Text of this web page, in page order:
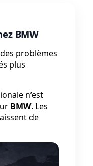
BMW
problèmes
plus
n’est
BMW. Les
de